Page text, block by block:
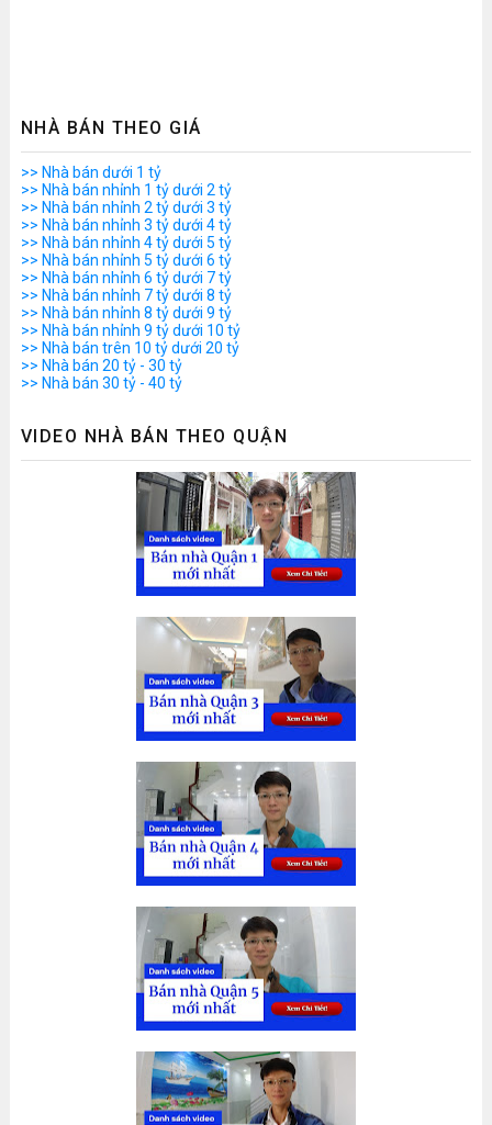
NHÀ BÁN THEO GIÁ
>> Nhà bán dưới 1 tỷ
>> Nhà bán nhỉnh 1 tỷ dưới 2 tỷ
>> Nhà bán nhỉnh 2 tỷ dưới 3 tỷ
>> Nhà bán nhỉnh 3 tỷ dưới 4 tỷ
>> Nhà bán nhỉnh 4 tỷ dưới 5 tỷ
>> Nhà bán nhỉnh 5 tỷ dưới 6 tỷ
>> Nhà bán nhỉnh 6 tỷ dưới 7 tỷ
>> Nhà bán nhỉnh 7 tỷ dưới 8 tỷ
>> Nhà bán nhỉnh 8 tỷ dưới 9 tỷ
>> Nhà bán nhỉnh 9 tỷ dưới 10 tỷ
>> Nhà bán trên 10 tỷ dưới 20 tỷ
>> Nhà bán 20 tỷ - 30 tỷ
>> Nhà bán 30 tỷ - 40 tỷ
VIDEO NHÀ BÁN THEO QUẬN